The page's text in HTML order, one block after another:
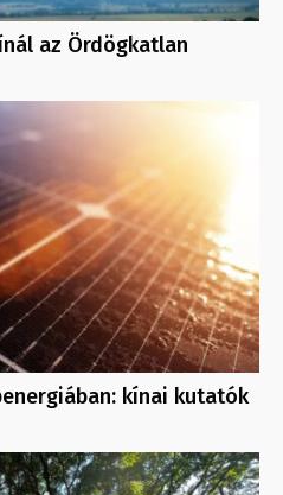
az Ördögkatlan
kínai kutatók